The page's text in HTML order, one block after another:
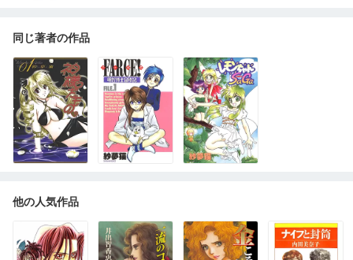
同じ著者の作品
他の人気作品